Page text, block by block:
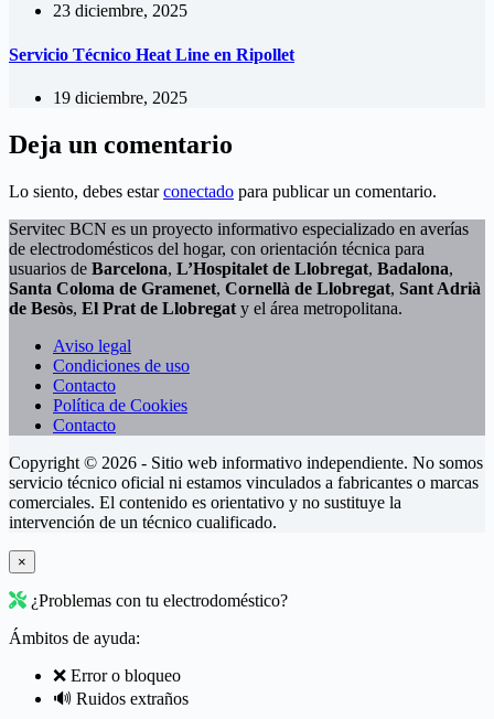
23 diciembre, 2025
Servicio Técnico Heat Line en Ripollet
19 diciembre, 2025
Deja un comentario
Lo siento, debes estarconectado para publicar un comentario.
Servitec BCN es un proyecto informativo especializado en averías
de electrodomésticos del hogar, con orientación técnica para
usuarios de Barcelona, L’Hospitalet de Llobregat, Badalona,
Santa Coloma de Gramenet, Cornellà de Llobregat, Sant Adrià
de Besòs, El Prat de Llobregat y el área metropolitana.
Aviso legal
Condiciones de uso
Contacto
Política de Cookies
Contacto
Copyright © 2026 - Sitio web informativo independiente. No somos
servicio técnico oficial ni estamos vinculados a fabricantes o marcas
comerciales. El contenido es orientativo y no sustituye la
intervención de un técnico cualificado.
×
¿Problemas con tu electrodoméstico?
Ámbitos de ayuda:
❌ Error o bloqueo
🔊 Ruidos extraños